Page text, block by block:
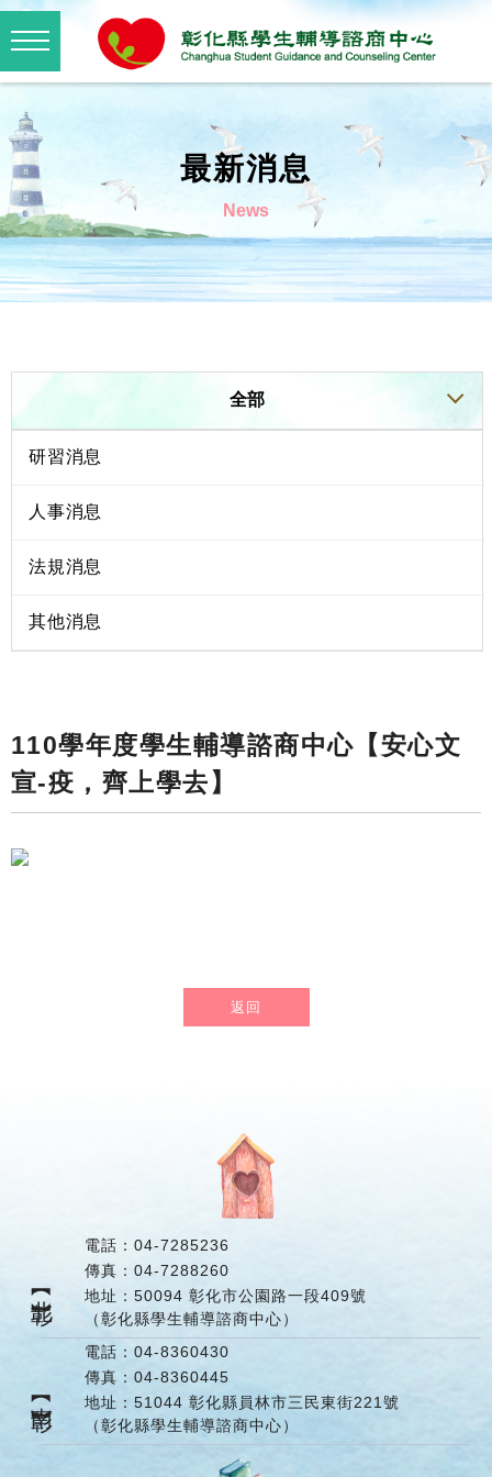
最新消息
News
全部
研習消息
人事消息
法規消息
其他消息
110學年度學生輔導諮商中心【安心文
宣-疫，齊上學去】
返回
電話： 04-7285236
傳真： 04-7288260
地址： 50094 彰化市公園路一段409號
（彰化縣學生輔導諮商中心）
電話： 04-8360430
傳真： 04-8360445
地址： 51044 彰化縣員林市三民東街221號
（彰化縣學生輔導諮商中心）